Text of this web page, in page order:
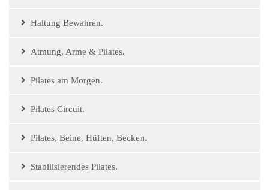
Haltung Bewahren.
Atmung, Arme & Pilates.
Pilates am Morgen.
Pilates Circuit.
Pilates, Beine, Hüften, Becken.
Stabilisierendes Pilates.